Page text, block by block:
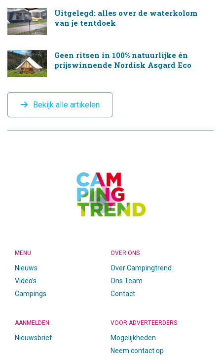
Uitgelegd: alles over de waterkolom
van je tentdoek
Geen ritsen in 100% natuurlijke én
prijswinnende Nordisk Asgard Eco
Bekijk alle artikelen
MENU
Nieuws
Video’s
Campings
OVER ONS
Over Campingtrend
Ons Team
Contact
AANMELDEN
Nieuwsbrief
VOOR ADVERTEERDERS
Mogelijkheden
Neem contact op